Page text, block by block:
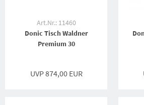
Art.Nr.: 11460
Donic Tisch Waldner
Premium 30
UVP 874,00 EUR